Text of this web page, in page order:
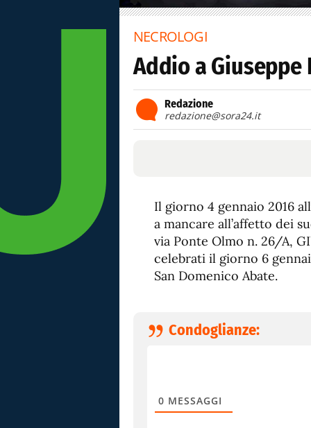
NECROLOGI
Addio a Giuseppe
Redazione
redazione@sora24.it
Il giorno 4 gennaio 2016
a mancare all’affetto dei
via Ponte Olmo n. 26/A,
celebrati il giorno 6
San Domenico Abate.
Condoglianze:
0 MESSAGGI